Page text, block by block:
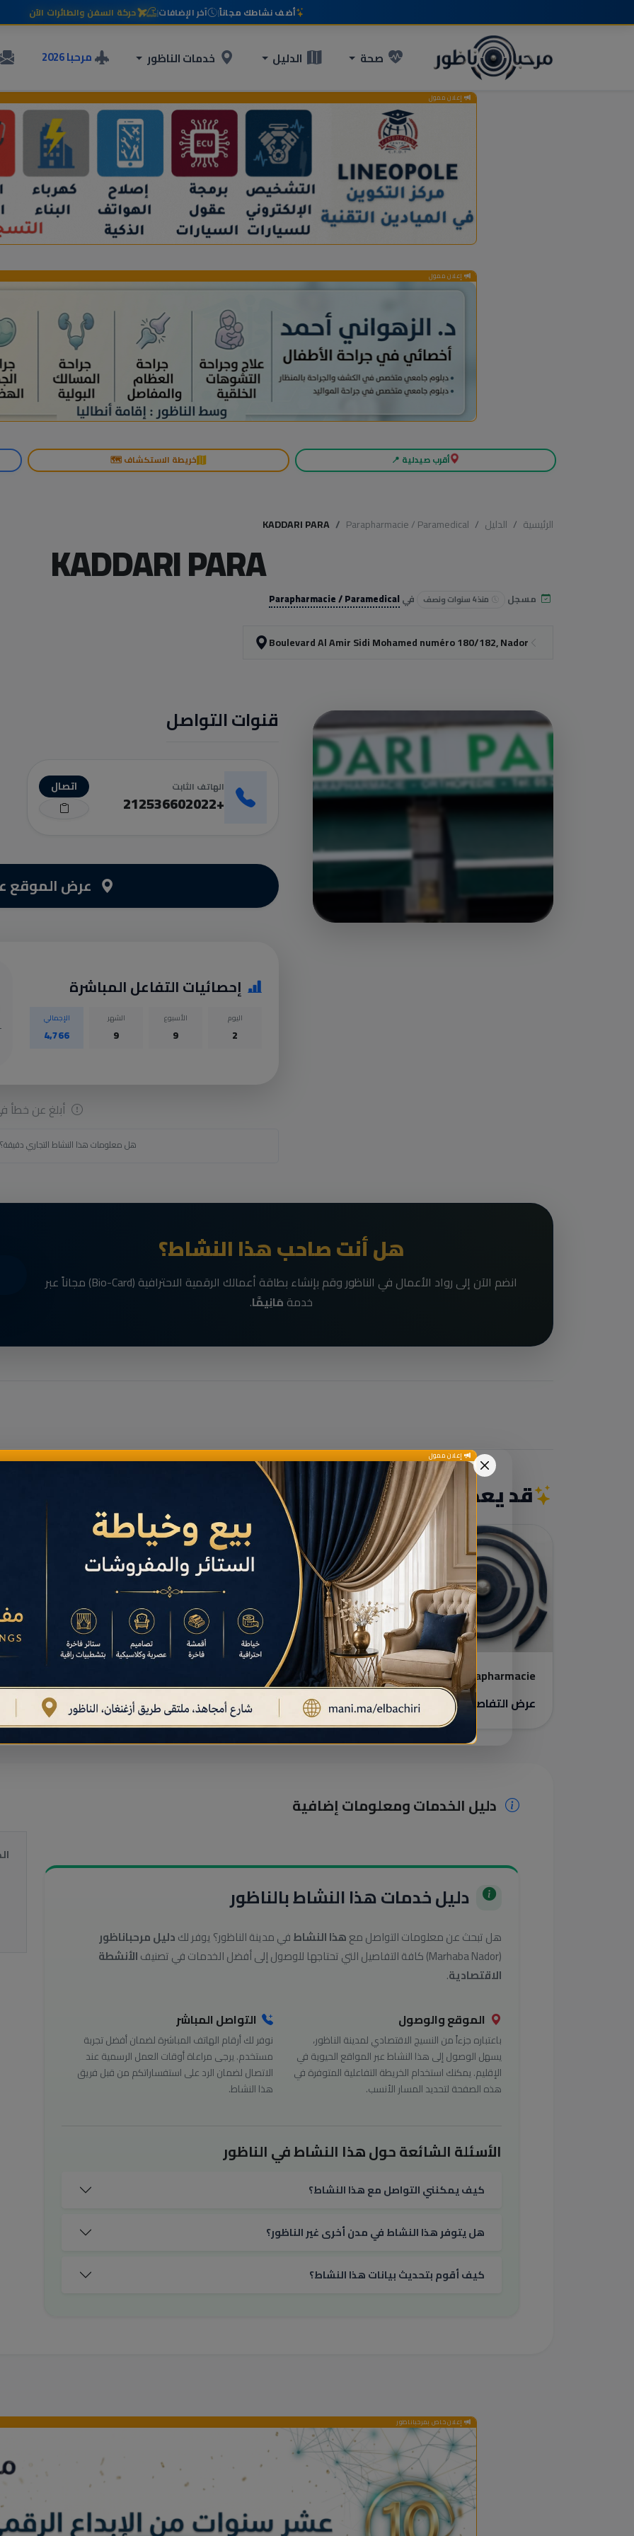
أضف نشاطك مجاناً| آخر الإضافات| حركة السفن والطائرات الآن
صحة الدليل خدمات الناظور مرحبا 2026
إعلان ممول
إعلان ممول
أقرب صيدلية 📍 خريطة الاستكشاف 🗺️
الرئيسية الدليل Parapharmacie / Paramedical
KADDARI PARA
KADDARI PARA
مسجل منذ 4 سنوات ونصف فيParapharmacie / Paramedical
Boulevard Al Amir Sidi Mohamed numéro 180/182, Nador
قنوات التواصل
الهاتف الثابت
+212536602022
اتصال
عرض الموقع
إحصائيات التفاعل المباشرة
اليوم
2
الأسبوع
9
الشهر
9
الإجمالي
4,766
أبلغ عن خطأ
هل معلومات هذا النشاط التجاري دقيقة؟
هل أنت صاحب هذا النشاط؟
انضم الآن إلى رواد الأعمال في الناظور وقم بإنشاء بطاقة أعمالك الرقمية الاحترافية (Bio-Card) مجاناً عبر
خدمة مَانِيمَّا.
قد يعجبك أيضاً
Parapharmacie / Paramedical
Lamrini Parapharmacie
عرض التفاصيل
Parapharmacie / Paramedical
عرض التفاصيل
دليل الخدمات ومعلومات إضافية
دليل خدمات هذا النشاط بالناظور
هل تبحث عن معلومات التواصل معهذا النشاطفي مدينة الناظور؟ يوفر لكدليل مرحباناظور
(Marhaba Nador) كافة التفاصيل التي تحتاجها للوصول إلى أفضل الخدمات في تصنيف
الأنشطة
الاقتصادية.
الموقع والوصول
باعتباره جزءاً من النسيج الاقتصادي لمدينة الناظور،
يسهل الوصول إلى هذا النشاط عبر المواقع الحيوية في
الإقليم. يمكنك استخدام الخريطة التفاعلية المتوفرة في
هذه الصفحة لتحديد المسار الأنسب.
التواصل المباشر
نوفر لك أرقام الهاتف المباشرة لضمان أفضل تجربة
مستخدم. يرجى مراعاة أوقات العمل الرسمية عند
الاتصال لضمان الرد على استفساراتكم من قبل فريق
هذا النشاط.
الأسئلة الشائعة حول هذا النشاط في الناظور
كيف يمكنني التواصل مع هذا النشاط؟
هل يتوفر هذا النشاط في مدن أخرى غير الناظور؟
كيف أقوم بتحديث بيانات هذا النشاط؟
إعلان خاص بمرحباناظور
إعلان ممول